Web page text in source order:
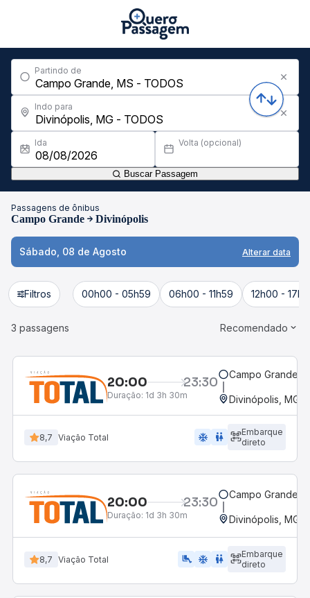
Partindo de
Indo para
Ida Volta (opcional)
Buscar Passagem
Passagens de ônibus
Campo Grande Divinópolis
Sábado, 08 de Agosto Alterar data
Filtros 00h00 - 05h59 06h00 - 11h59 12h00 -
3 passagens Recomendado
20:00 23:30
Duração: 1d 3h 30m
Campo Grande,
Divinópolis, MG -
8,7 Viação Total ac_unit wc
Embarque
direto
20:00 23:30
Duração: 1d 3h 30m
Campo Grande,
Divinópolis, MG -
8,7 Viação Total airline_seat_legroom_extra ac_unit wc
Embarque
direto